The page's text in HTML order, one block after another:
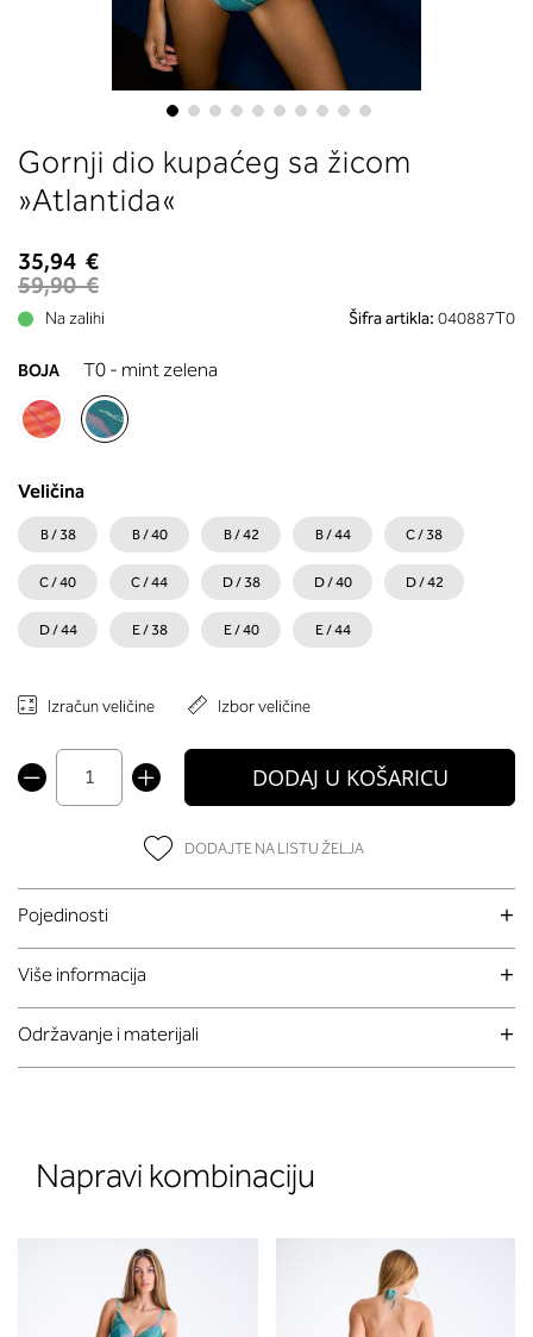
to
the
beginning
the
images
gallery
Gornji dio kupaćeg sa žicom
»Atlantida«
35,94 €
59,90 €
Na zalihi Šifra artikla: 040887T0
BOJA T0 - mint zelena
Veličina
B / 38 B / 40 B / 42 B / 44 C / 38
C / 40 C / 44 D / 38 D / 40 D / 42
D / 44 E / 38 E / 40 E / 44
Izračun veličine Izbor veličine
DODAJ U KOŠARICU
DODAJTE NA LISTU ŽELJA
Pojedinosti
Više informacija
Održavanje i materijali
Napravi kombinaciju
boste prebrali, katera globina
ustreza vaši meri (A, B …) – iščite v
stolpcu, ki ste ga določili s
obsegom.